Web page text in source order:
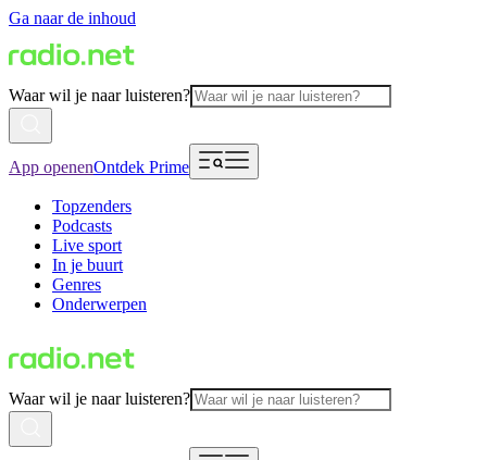
Ga naar de inhoud
Waar wil je naar luisteren?
App openenOntdek Prime
Topzenders
Podcasts
Live sport
In je buurt
Genres
Onderwerpen
Waar wil je naar luisteren?